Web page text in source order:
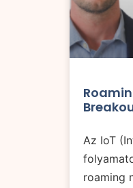
Az IoT
roaming